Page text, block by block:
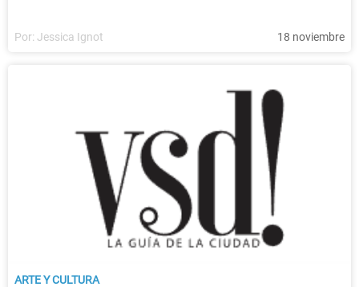
Por: Jessica Ignot 18 noviembre
ARTE Y CULTURA